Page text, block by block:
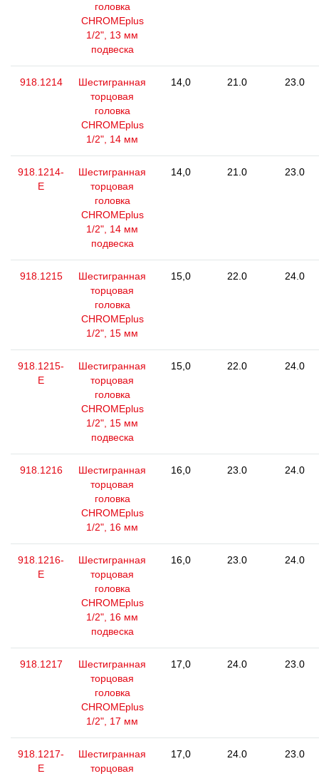
головка
CHROMEplus
1/2", 13 мм
подвеска
918.1214
Шестигранная
торцовая
головка
CHROMEplus
1/2", 14 мм
14,0 21.0 23.0
918.1214-
E
Шестигранная
торцовая
головка
CHROMEplus
1/2", 14 мм
подвеска
14,0 21.0 23.0
918.1215
Шестигранная
торцовая
головка
CHROMEplus
1/2", 15 мм
15,0 22.0 24.0
918.1215-
E
Шестигранная
торцовая
головка
CHROMEplus
1/2", 15 мм
подвеска
15,0 22.0 24.0
918.1216
Шестигранная
торцовая
головка
CHROMEplus
1/2", 16 мм
16,0 23.0 24.0
918.1216-
E
Шестигранная
торцовая
головка
CHROMEplus
1/2", 16 мм
подвеска
16,0 23.0 24.0
918.1217
Шестигранная
торцовая
головка
CHROMEplus
1/2", 17 мм
17,0 24.0 23.0
918.1217-
E
Шестигранная
торцовая
17,0 24.0 23.0